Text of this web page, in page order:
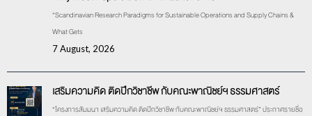
“Scandinavian Research Paradigms for Sustainable Operations and Supply Chains &
What Gets
7 August, 2026
เสริมความคิด ติดปีกวิชาชีพ กับคณะพาณิชย์ฯ ธรรมศาสตร์
“โครงการสัมมนา เสริมความคิด ติดปีกวิชาชีพ กับคณะพาณิชย์ฯ ธรรมศาสตร์” ประกาศรายชื่อ